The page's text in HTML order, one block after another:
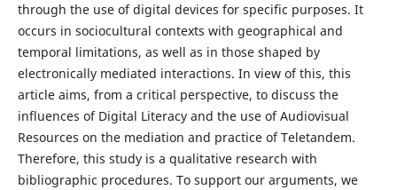
through the use of digital devices for specific purposes. It
occurs in sociocultural contexts with geographical and
temporal limitations, as well as in those shaped by
electronically mediated interactions. In view of this, this
article aims, from a critical perspective, to discuss the
influences of Digital Literacy and the use of Audiovisual
Resources on the mediation and practice of Teletandem.
Therefore, this study is a qualitative research with
bibliographic procedures. To support our arguments, we